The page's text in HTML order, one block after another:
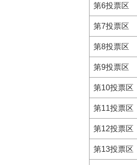
第6投票区
第7投票区
第8投票区
第9投票区
第10投票区
第11投票区
第12投票区
第13投票区